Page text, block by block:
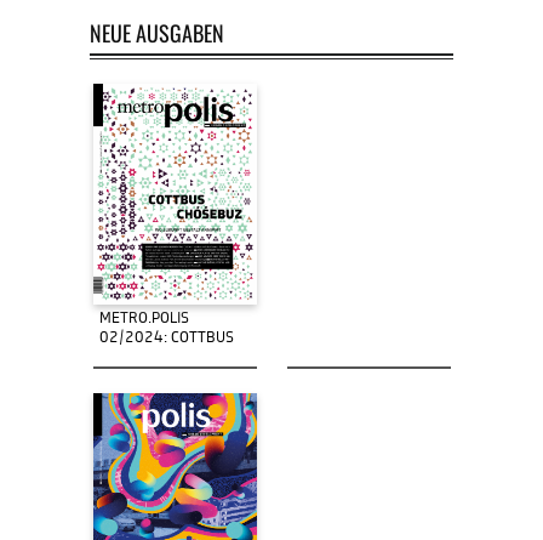
NEUE AUSGABEN
METRO.POLIS
02/2024: COTTBUS